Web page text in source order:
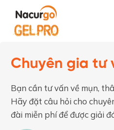
Chuyên gia tư
Bạn cần tư vấn về mụn,
Hãy đặt câu hỏi cho
đài miễn phí để được giải